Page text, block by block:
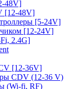
48V]
[12-48V]
[5-24V]
[12-24V]
2.4G]
[12-36V]
CDV (12-36 V)
(Wi-fi, RF)